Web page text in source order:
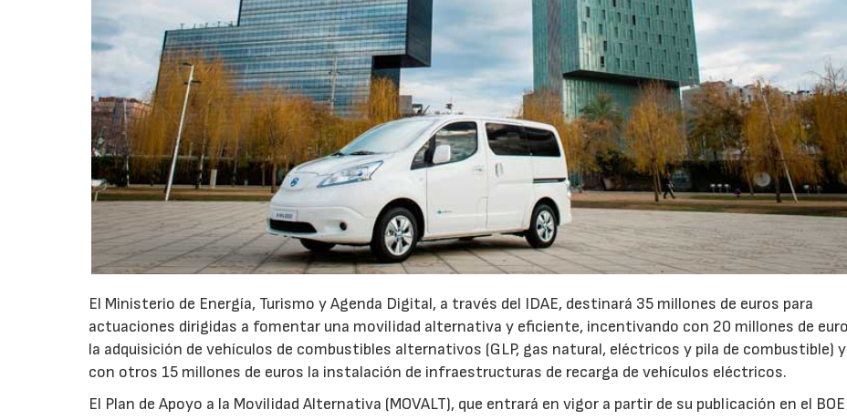
El Ministerio de Energía, Turismo y Agenda Digital, a través del IDAE, destinará 35 millones de euros para
actuaciones dirigidas a fomentar una movilidad alternativa y eficiente, incentivando con 20 millones de
la adquisición de vehículos de combustibles alternativos (GLP, gas natural, eléctricos y pila de combustible) y
con otros 15 millones de euros la instalación de infraestructuras de recarga de vehículos eléctricos.
El Plan de Apoyo a la Movilidad Alternativa (MOVALT), que entrará en vigor a partir de su publicación en el